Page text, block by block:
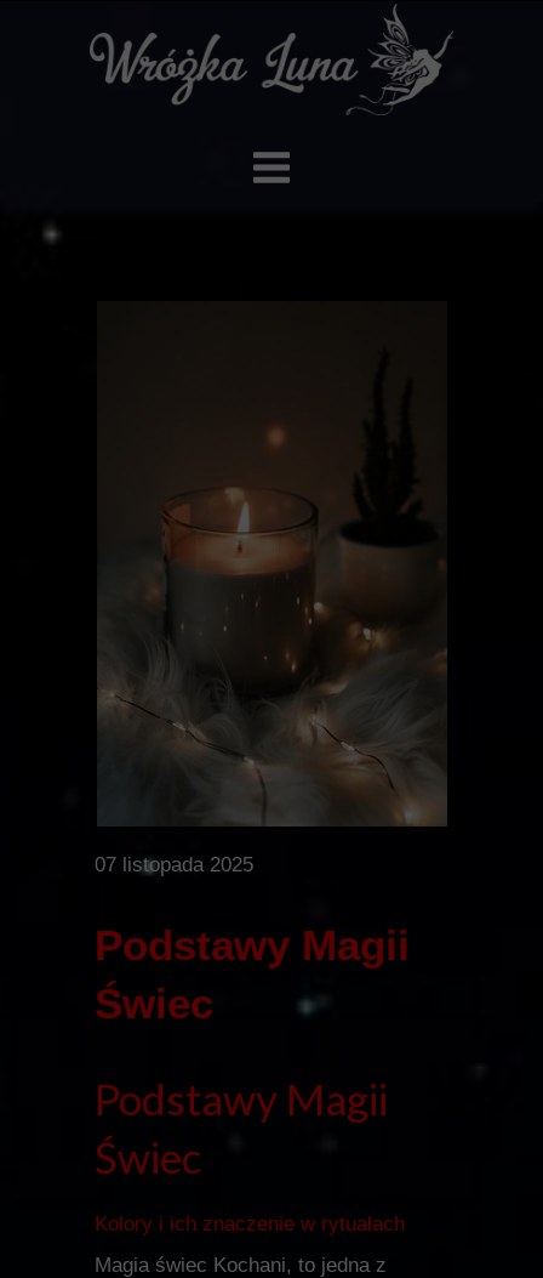
07 listopada 2025
Podstawy Magii
Świec
Podstawy Magii
Świec
Kolory i ich znaczenie w rytuałach
Magia świec Kochani, to jedna z